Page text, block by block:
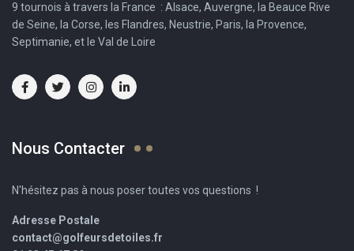
9 tournois à travers la France : Alsace, Auvergne, la Beauce Rive
de Seine, la Corse, les Flandres, Neustrie, Paris, la Provence,
Septimanie, et le Val de Loire
Nous Contacter
N'hésitez pas à nous poser toutes vos questions !
Adresse Postale
contact@golfeursdetoiles.fr